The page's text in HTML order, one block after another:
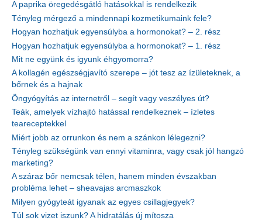
A paprika öregedésgátló hatásokkal is rendelkezik
Tényleg mérgező a mindennapi kozmetikumaink fele?
Hogyan hozhatjuk egyensúlyba a hormonokat? – 2. rész
Hogyan hozhatjuk egyensúlyba a hormonokat? – 1. rész
Mit ne együnk és igyunk éhgyomorra?
A kollagén egészségjavító szerepe – jót tesz az ízületeknek, a
bőrnek és a hajnak
Öngyógyítás az internetről – segít vagy veszélyes út?
Teák, amelyek vízhajtó hatással rendelkeznek – ízletes
teareceptekkel
Miért jobb az orrunkon és nem a szánkon lélegezni?
Tényleg szükségünk van ennyi vitaminra, vagy csak jól hangzó
marketing?
A száraz bőr nemcsak télen, hanem minden évszakban
probléma lehet – sheavajas arcmaszkok
Milyen gyógyteát igyanak az egyes csillagjegyek?
Túl sok vizet iszunk? A hidratálás új mítosza